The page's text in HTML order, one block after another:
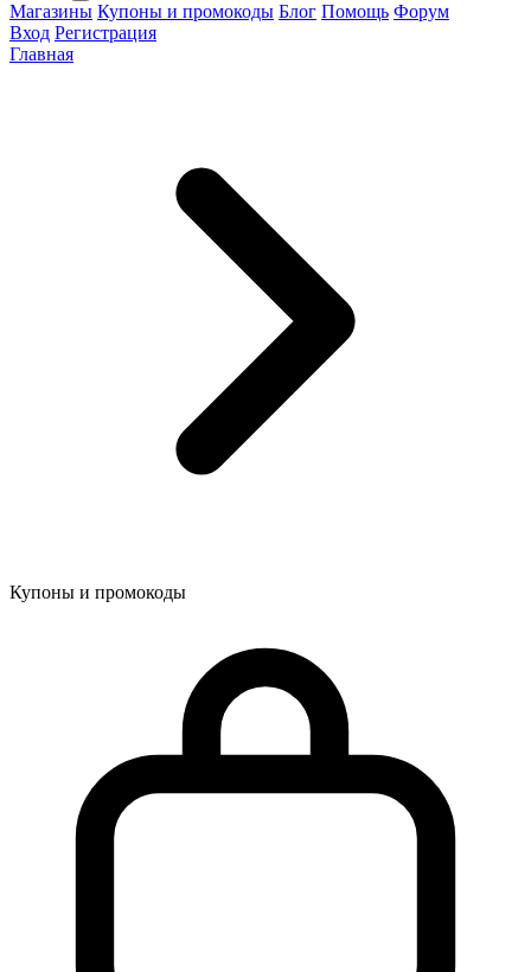
Магазины Купоны и промокоды Блог Помощь Форум
Вход Регистрация
Главная
Купоны и промокоды